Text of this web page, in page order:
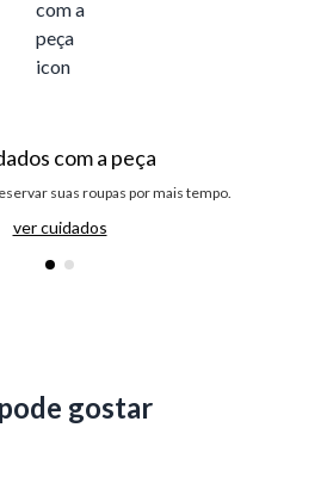
com a peça
suas roupas por mais tempo.
ver cuidados
gostar